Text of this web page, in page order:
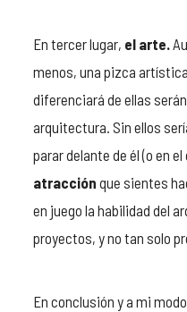
En tercer lugar, el arte.
menos, una pizca
diferenciará de ellas
arquitectura. Sin ellos
parar delante de él (o en
atracción que sientes
en juego la habilidad del
proyectos, y no tan solo
En conclusión y a mi